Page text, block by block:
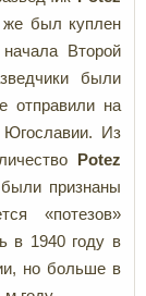
же был куплен
Второй
были
отправили на
Югославии. Из
Potez
признаны
«потезов»
в 1940 году в
но больше в